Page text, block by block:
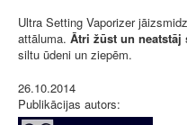
Ultra Setting Vaporizer
attāluma. Ātri žūst un neatstāj
siltu ūdeni un ziepēm.
26.10.2014
Publikācijas autors: